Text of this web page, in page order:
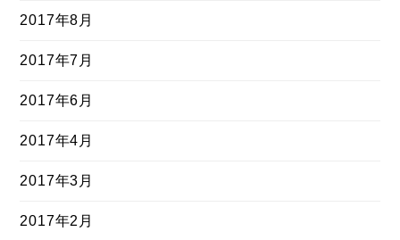
2017年8月
2017年7月
2017年6月
2017年4月
2017年3月
2017年2月